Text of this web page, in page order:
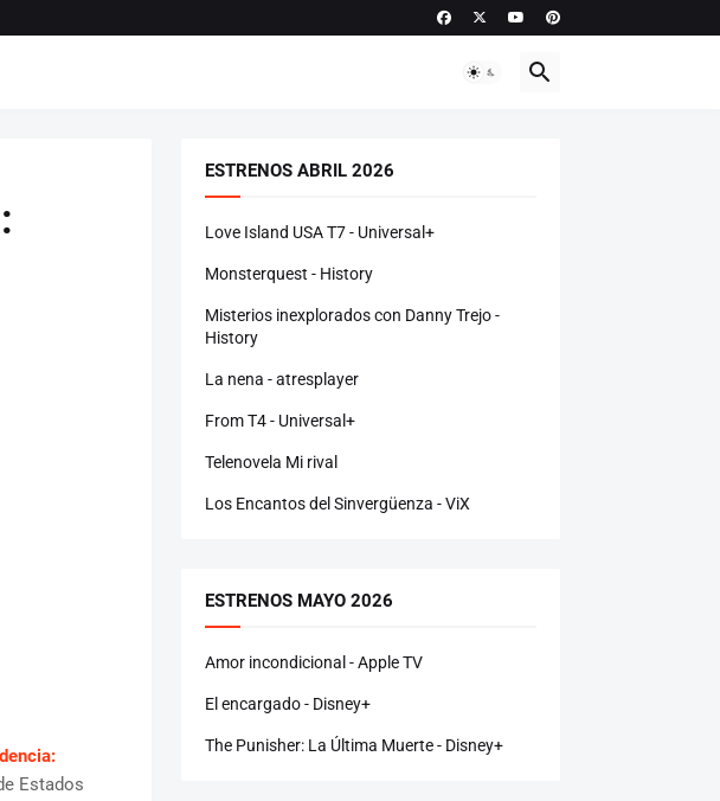
Estados
ESTRENOS ABRIL 2026
Love Island USA T7 - Universal+
Monsterquest - History
Misterios inexplorados con Danny Trejo -
History
La nena - atresplayer
From T4 - Universal+
Telenovela Mi rival
Los Encantos del Sinvergüenza - ViX
ESTRENOS MAYO 2026
Amor incondicional - Apple TV
El encargado - Disney+
The Punisher: La Última Muerte - Disney+